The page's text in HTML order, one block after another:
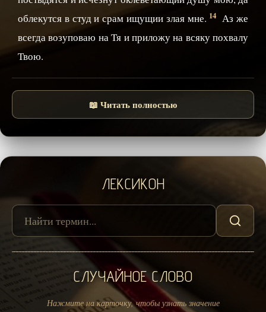
облекутся в студ и срам ищущии злая мне. 14 Аз же
всегда возуповаю на Тя и приложу на всяку похвалу
Твою.
📖 Читать полностью
ЛЕКСИКОН
СЛУЧАЙНОЕ СЛОВО
Нажмите на карточку, чтобы узнать значение